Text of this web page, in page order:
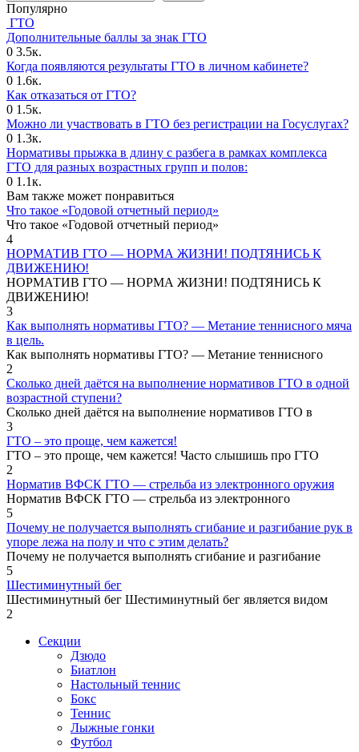
Популярно
ГТО
Дополнительные баллы за знак ГТО
0 3.5к.
Когда появляются результаты ГТО в личном кабинете?
0 1.6к.
Как отказаться от ГТО?
0 1.5к.
Можно ли участвовать в ГТО без регистрации на Госуслугах?
0 1.3к.
Нормативы прыжка в длину с разбега в рамках комплекса
ГТО для разных возрастных групп и полов:
0 1.1к.
Вам также может понравиться
Что такое «Годовой отчетный период»
Что такое «Годовой отчетный период»
4
НОРМАТИВ ГТО — НОРМА ЖИЗНИ! ПОДТЯНИСЬ К
ДВИЖЕНИЮ!
НОРМАТИВ ГТО — НОРМА ЖИЗНИ! ПОДТЯНИСЬ К
ДВИЖЕНИЮ!
3
Как выполнять нормативы ГТО? — Метание теннисного мяча
в цель.
Как выполнять нормативы ГТО? — Метание теннисного
2
Сколько дней даётся на выполнение нормативов ГТО в одной
возрастной ступени?
Сколько дней даётся на выполнение нормативов ГТО в
3
ГТО – это проще, чем кажется!
ГТО – это проще, чем кажется! Часто слышишь про ГТО
2
Норматив ВФСК ГТО — стрельба из электронного оружия
Норматив ВФСК ГТО — стрельба из электронного
5
Почему не получается выполнять сгибание и разгибание рук в
упоре лежа на полу и что с этим делать?
Почему не получается выполнять сгибание и разгибание
5
Шестиминутный бег
Шестиминутный бег Шестиминутный бег является видом
2
Секции
Дзюдо
Биатлон
Настольный теннис
Бокс
Теннис
Лыжные гонки
Футбол